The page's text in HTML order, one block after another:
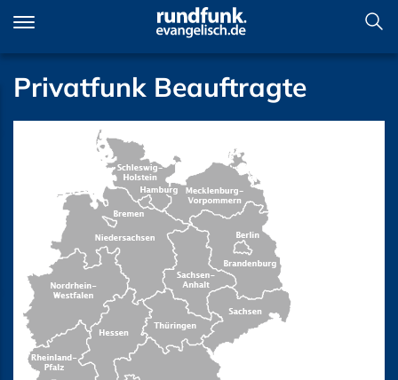
zum
Inhalt
Privatfunk Beauftragte